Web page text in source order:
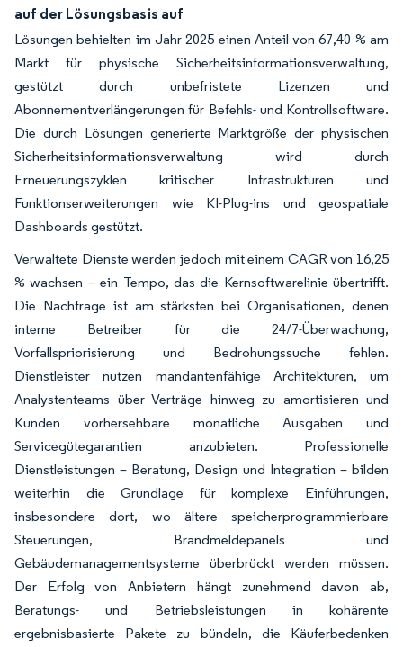
auf der Lösungsbasis auf
Lösungen behielten im Jahr 2025 einen Anteil von 67,40 % am
Markt für physische Sicherheitsinformationsverwaltung,
gestützt durch unbefristete Lizenzen und
Abonnementverlängerungen für Befehls- und Kontrollsoftware.
Die durch Lösungen generierte Marktgröße der physischen
Sicherheitsinformationsverwaltung wird durch
Erneuerungszyklen kritischer Infrastrukturen und
Funktionserweiterungen wie KI-Plug-ins und geospatiale
Dashboards gestützt.
Verwaltete Dienste werden jedoch mit einem CAGR von 16,25
% wachsen – ein Tempo, das die Kernsoftwarelinie übertrifft.
Die Nachfrage ist am stärksten bei Organisationen, denen
interne Betreiber für die 24/7-Überwachung,
Vorfallspriorisierung und Bedrohungssuche fehlen.
Dienstleister nutzen mandantenfähige Architekturen, um
Analystenteams über Verträge hinweg zu amortisieren und
Kunden vorhersehbare monatliche Ausgaben und
Servicegütegarantien anzubieten. Professionelle
Dienstleistungen – Beratung, Design und Integration – bilden
weiterhin die Grundlage für komplexe Einführungen,
insbesondere dort, wo ältere speicherprogrammierbare
Steuerungen, Brandmeldepanels und
Gebäudemanagementsysteme überbrückt werden müssen.
Der Erfolg von Anbietern hängt zunehmend davon ab,
Beratungs- und Betriebsleistungen in kohärente
ergebnisbasierte Pakete zu bündeln, die Käuferbedenken